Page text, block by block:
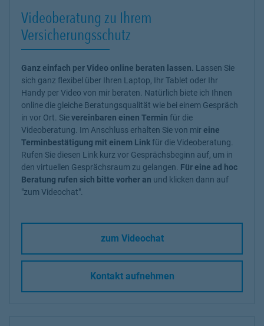
Videoberatung zu Ihrem
Versicherungsschutz
Ganz einfach per Video online beraten lassen. Lassen Sie
sich ganz flexibel über Ihren Laptop, Ihr Tablet oder Ihr
Handy per Video von mir beraten. Natürlich biete ich Ihnen
online die gleiche Beratungsqualität wie bei einem Gespräch
in vor Ort. Sievereinbaren einen Termin für die
Videoberatung. Im Anschluss erhalten Sie von mireine
Terminbestätigung mit einem Linkfür die Videoberatung.
Rufen Sie diesen Link kurz vor Gesprächsbeginn auf, um in
den virtuellen Gesprächsraum zu gelangen. Für eine ad hoc
Beratung rufen sich bitte vorher an und klicken dann auf
"zum Videochat".
zum Videochat
Kontakt aufnehmen